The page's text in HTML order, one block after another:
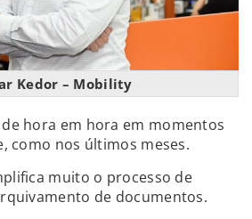
Kedor – Mobility
de hora em hora em momentos
como nos últimos meses.
muito o processo de
de documentos.